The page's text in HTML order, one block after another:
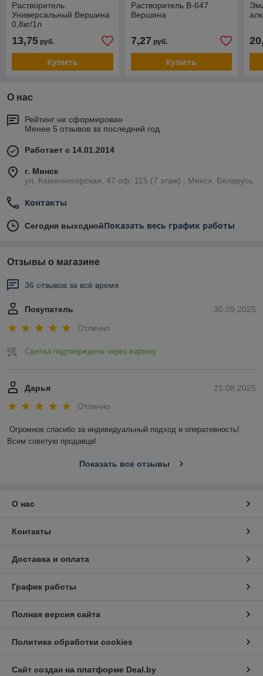
Растворитель
Универсальный Вершина
0,8кг/1л
13,75 руб.
Купить
Растворитель В-647
Вершина
7,27 руб.
Купить
О нас
Рейтинг не сформирован
Менее 5 отзывов за последний год
Работает с 14.01.2014
г. Минск
ул. Каменногорская, 47 оф. 115 (7 этаж) , Минск, Беларусь
Контакты
Сегодня выходнойПоказать весь график работы
Отзывы о магазине
36 отзывов за всё время
30.09.2025
Покупатель
Отлично
Сделка подтверждена через корзину
21.08.2025
Дарья
Отлично
Огромное спасибо за индивидуальный подход и оперативность!
Всем советую продавца!
Показать все отзывы
О нас
Контакты
Доставка и оплата
График работы
Полная версия сайта
Политика обработки cookies
Сайт создан на платформе Deal.by